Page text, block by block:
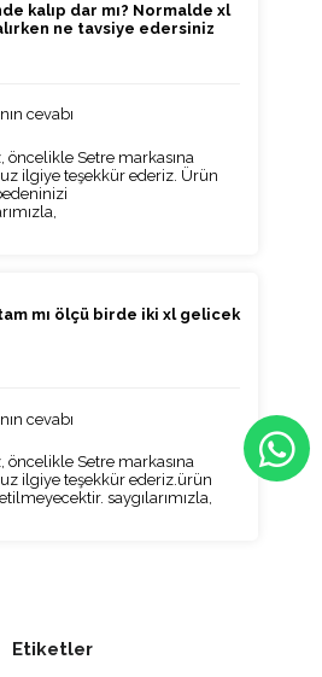
kalıp dar mı? Normalde xl
ne tavsiye edersiniz
cevabı
Setre markasına
ilgiye teşekkür ederiz. Ürün
mı ölçü birde iki xl gelicek
cevabı
Setre markasına
ilgiye teşekkür ederiz.ürün
saygılarımızla,
Etiketler